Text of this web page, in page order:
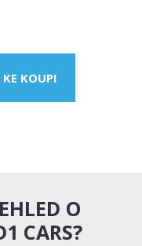
KOUPI
O
CARS?